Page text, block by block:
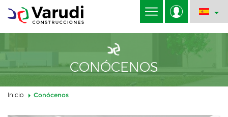
CONÓCENOS
Inicio Conócenos